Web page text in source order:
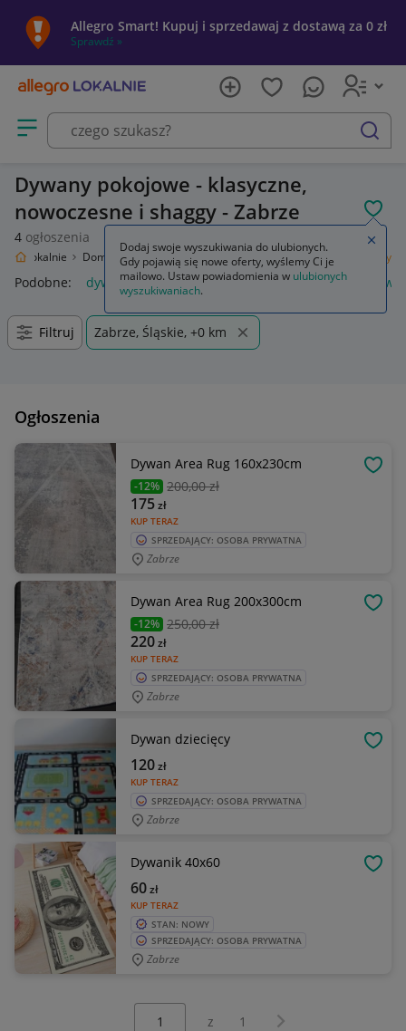
Allegro Smart! Kupuj i sprzedawaj z dostawą za 0 zł
Sprawdź »
Otwórz menu z kategoriami
szukaj
Dywany pokojowe - klasyczne,
nowoczesne i shaggy - Zabrze
4 ogłoszenia
Lokalnie Dom i Ogród Wyposażenie Dywany i dywaniki Dywany
Podobne: dywan dywany beżowe dywany luszczow
Filtruj Zabrze, Śląskie, +0 km
Ogłoszenia
Dywan Area Rug 160x230cm
-12% 200,00 zł
KUP TERAZ
175zł
SPRZEDAJĄCY: OSOBA PRYWATNA
Zabrze
Dywan Area Rug 200x300cm
-12% 250,00 zł
KUP TERAZ
220zł
SPRZEDAJĄCY: OSOBA PRYWATNA
Zabrze
Dywan dziecięcy
KUP TERAZ
120zł
SPRZEDAJĄCY: OSOBA PRYWATNA
Zabrze
Dywanik 40x60
KUP TERAZ
60zł
STAN: NOWY
SPRZEDAJĄCY: OSOBA PRYWATNA
Zabrze
z 1 Następna strona
Dodaj swoje wyszukiwania do ulubionych.
Gdy pojawią się nowe oferty, wyślemy Ci je
mailowo. Ustaw powiadomienia w ulubionych
wyszukiwaniach.